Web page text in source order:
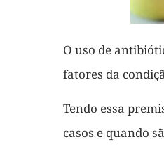
O uso de
fatores da
Tendo essa
casos e quando